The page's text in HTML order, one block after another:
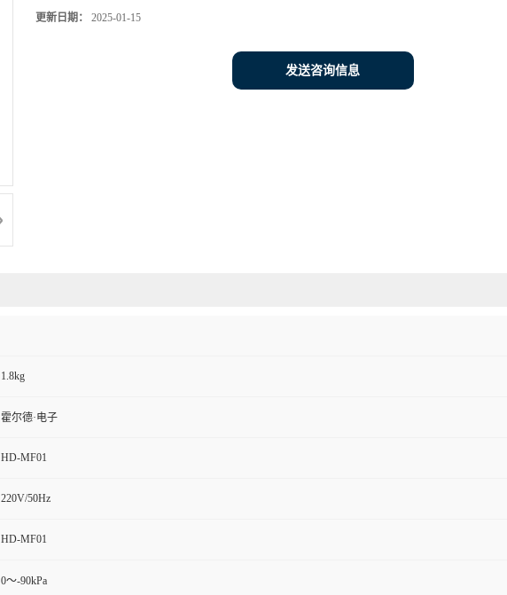
更新日期： 2025-01-15
发送咨询信息
1.8kg
霍尔德·电子
HD-MF01
220V/50Hz
HD-MF01
0～-90kPa